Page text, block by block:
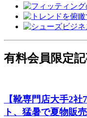
有料会員限定
【靴専門店大手2
ト、猛暑で夏物販